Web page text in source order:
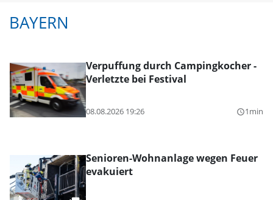
BAYERN
Verpuffung durch Campingkocher -
Verletzte bei Festival
08.08.2026 19:26 query_builder1min
Senioren-Wohnanlage wegen Feuer
evakuiert